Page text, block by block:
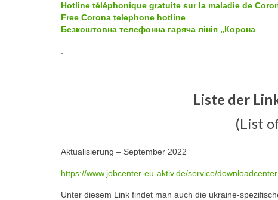
Hotline téléphonique gratuite sur la maladie de
Free Corona telephone hotline
Безкоштовна телефонна гаряча лінія „Корона
Liste der
(List
Aktualisierung – September 2022
https://www.jobcenter-eu-aktiv.de/service/downloadcenter
Unter diesem Link findet man auch die ukraine-